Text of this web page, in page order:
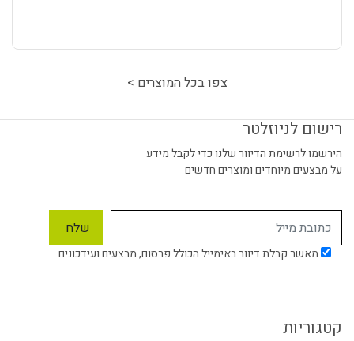
צפו בכל המוצרים >
רישום לניוזלטר
הירשמו לרשימת הדיוור שלנו כדי לקבל מידע
על מבצעים מיוחדים ומוצרים חדשים
מאשר קבלת דיוור באימייל הכולל פרסום, מבצעים ועידכונים
קטגוריות